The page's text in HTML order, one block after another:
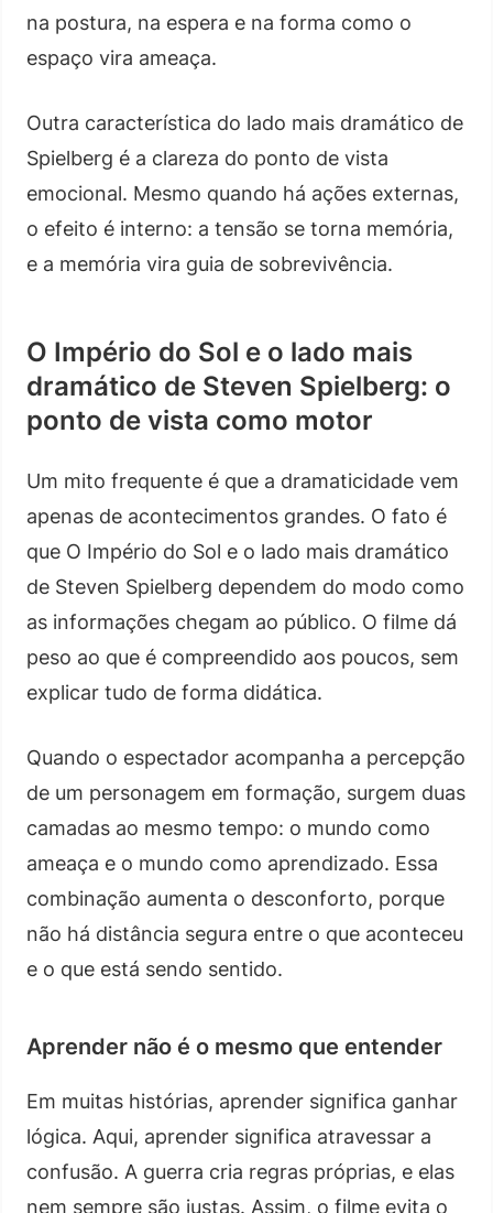
na postura, na espera e na forma como o
espaço vira ameaça.
Outra característica do lado mais dramático de
Spielberg é a clareza do ponto de vista
emocional. Mesmo quando há ações externas,
o efeito é interno: a tensão se torna memória,
e a memória vira guia de sobrevivência.
O Império do Sol e o lado mais
dramático de Steven Spielberg: o
ponto de vista como motor
Um mito frequente é que a dramaticidade vem
apenas de acontecimentos grandes. O fato é
que O Império do Sol e o lado mais dramático
de Steven Spielberg dependem do modo como
as informações chegam ao público. O filme dá
peso ao que é compreendido aos poucos, sem
explicar tudo de forma didática.
Quando o espectador acompanha a percepção
de um personagem em formação, surgem duas
camadas ao mesmo tempo: o mundo como
ameaça e o mundo como aprendizado. Essa
combinação aumenta o desconforto, porque
não há distância segura entre o que aconteceu
e o que está sendo sentido.
Aprender não é o mesmo que entender
Em muitas histórias, aprender significa ganhar
lógica. Aqui, aprender significa atravessar a
confusão. A guerra cria regras próprias, e elas
nem sempre são justas. Assim, o filme evita o